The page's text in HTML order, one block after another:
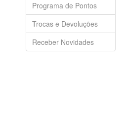
Programa de Pontos
Trocas e Devoluções
Receber Novidades